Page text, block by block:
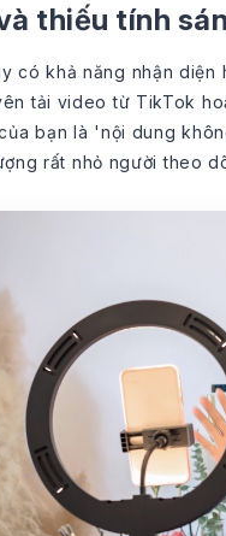
thiếu tính
có khả năng nhận
tải video từ TikTok
bạn là 'nội dung
rất nhỏ người theo